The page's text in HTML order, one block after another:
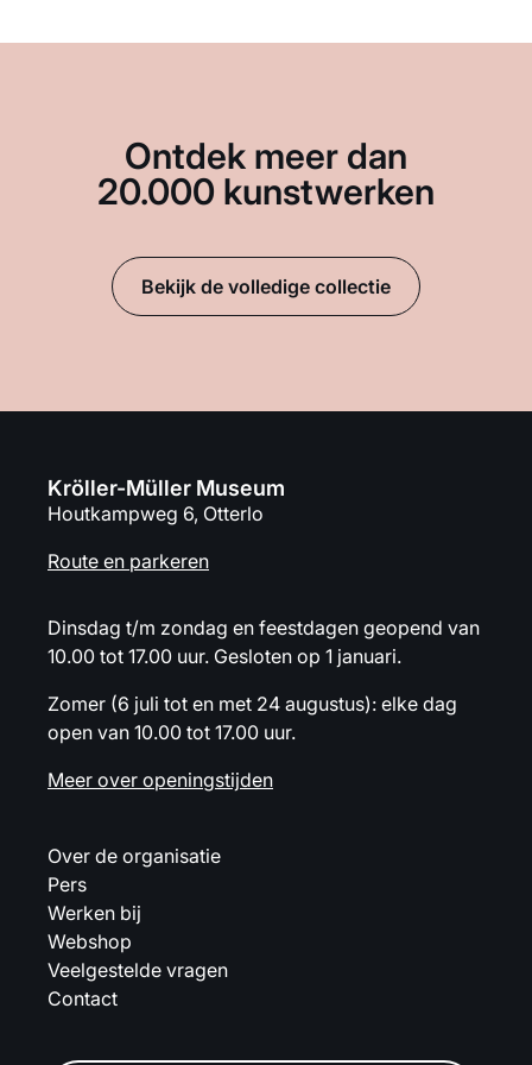
Ontdek meer dan
20.000 kunstwerken
Bekijk de volledige collectie
Kröller-Müller Museum
Houtkampweg 6, Otterlo
Route en parkeren
Dinsdag t/m zondag en feestdagen geopend van
10.00 tot 17.00 uur. Gesloten op 1 januari.
Zomer (6 juli tot en met 24 augustus): elke dag
open van 10.00 tot 17.00 uur.
Meer over openingstijden
Over de organisatie
Pers
Werken bij
Webshop
Veelgestelde vragen
Contact